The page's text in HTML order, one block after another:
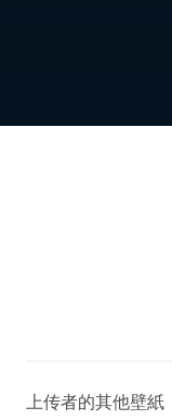
上传者的其他壁紙